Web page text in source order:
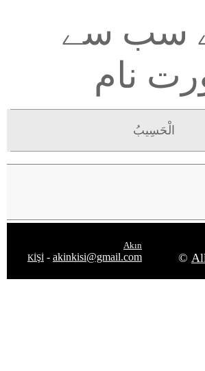
سب سے
نام
الْحَسِيبُ
©
Akın
KİŞİ - akinkisi@gmail.com